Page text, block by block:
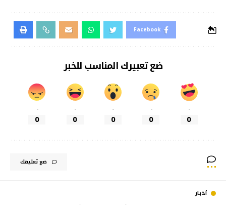
Facebook
ضع تعبيرك المناسب للخبر
-
0
-
0
-
0
-
0
-
0
ضع تعليقك
أخبار